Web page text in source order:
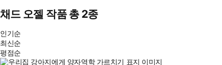
채드 오젤 작품 총 2종
인기순
최신순
평점순